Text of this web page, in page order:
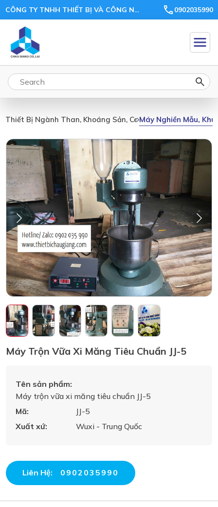
CÔNG TY TNHH THIẾT BỊ VÀ CÔNG NGHỆ CHÂU GIANG 0902035990
Thiết Bị Ngành Than, Khoáng Sản, Ceramic, Xi Măng
Máy Nghiền Mẫu,
Máy Trộn Vữa Xi Măng Tiêu Chuẩn JJ-5
Tên sản phẩm:
Máy trộn vữa xi măng tiêu chuẩn JJ-5
Mã:
JJ-5
Xuất xứ:
Wuxi - Trung Quốc
Liên Hệ: 0902035990